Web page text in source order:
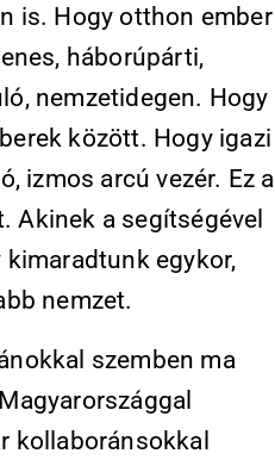
is. Hogy otthon ember
háborúpárti,
nemzetidegen. Hogy
között. Hogy igazi
izmos arcú vezér. Ez a
Akinek a segítségével
kimaradtunk egykor,
nemzet.
szemben ma
kollaboránsokkal